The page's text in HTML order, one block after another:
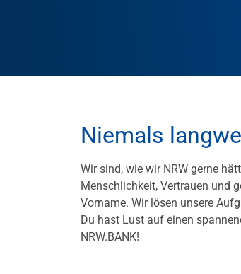
Niemals
Wir sind, wie wir NRW gerne
Menschlichkeit, Vertrauen und
Vorname. Wir lösen unsere
Du hast Lust auf einen
NRW.BANK!